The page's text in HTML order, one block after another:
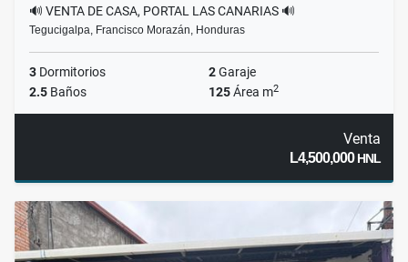
🔊 VENTA DE CASA, PORTAL LAS CANARIAS 🔊
Tegucigalpa, Francisco Morazán, Honduras
3 Dormitorios 2Garaje
2.5 Baños 125Área m2
Venta
L4,500,000HNL